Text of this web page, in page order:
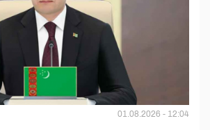
01.08.2026 - 12:04